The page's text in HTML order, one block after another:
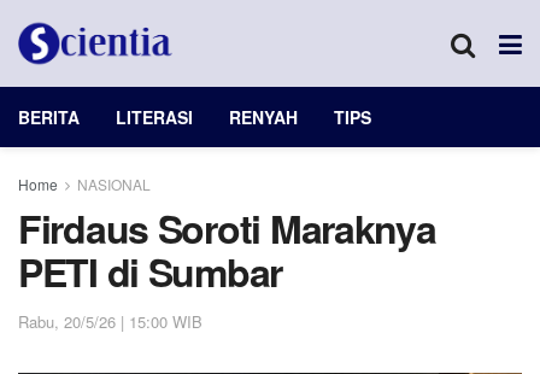
BERITA LITERASI RENYAH TIPS
Home NASIONAL
Firdaus Soroti Maraknya
PETI di Sumbar
Rabu, 20/5/26 | 15:00 WIB